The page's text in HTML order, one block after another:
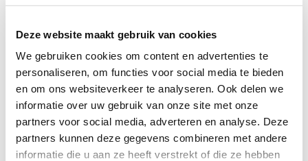
Deze website maakt gebruik van cookies
We gebruiken cookies om content en advertenties te
personaliseren, om functies voor social media te bieden
en om ons websiteverkeer te analyseren. Ook delen we
informatie over uw gebruik van onze site met onze
partners voor social media, adverteren en analyse. Deze
partners kunnen deze gegevens combineren met andere
informatie die u aan ze heeft verstrekt of die ze hebben
Ontdek de nabijgelegen accommodaties.
RESTAURANTS
Culinaire hoogstandjes in de omgeving.